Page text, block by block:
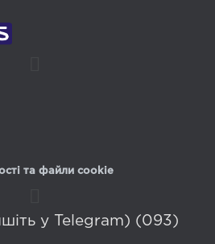
та файли cookie
у Telegram) (093)